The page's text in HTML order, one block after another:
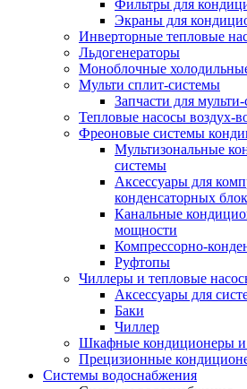
Фильтры для
Экраны для
Инверторные тепловые
Льдогенераторы
Моноблочные
Мульти сплит-системы
Запчасти для
Тепловые насосы воздух-
Фреоновые системы
Мультизональные
системы
Аксессуары для
конденсаторных
Канальные
мощности
Компрессорно-
Руфтопы
Чиллеры и тепловые
Аксессуары для
Баки
Чиллер
Шкафные кондиционеры и
Прецизионные
Системы водоснабжения